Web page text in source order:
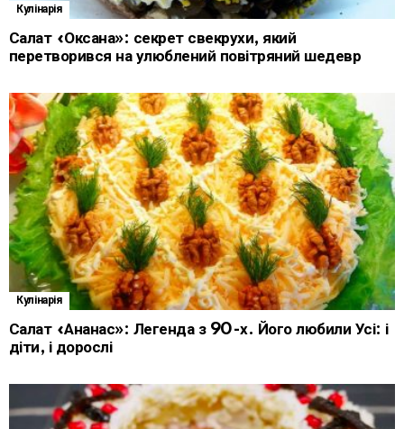
Кулінарія
Салат «Оксана»: секрет свекрухи, який
перетворився на улюблений повітряний шедевр
Кулінарія
Салат «Ананас»: Легенда з 90-х. Його любили Усі: і
діти, і дорослі